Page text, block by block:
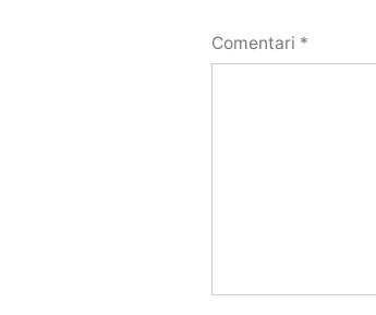
Comentari *